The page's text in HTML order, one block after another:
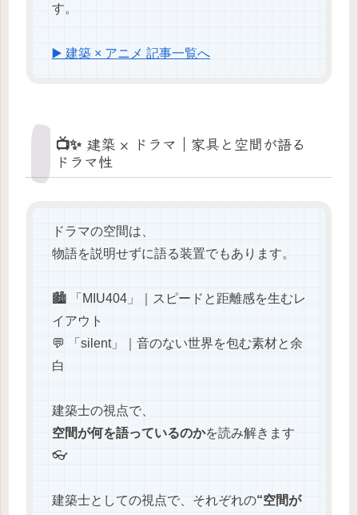
す。
▶️ 建築 × アニメ 記事一覧へ
📺✨ 建築 × ドラマ｜家具と空間が語る
ドラマ性
ドラマの空間は、
物語を説明せずに語る装置でもあります。
🏙️ 「MIU404」｜スピードと距離感を生むレ
イアウト
💬 「silent」｜音のない世界を包む素材と余
白
建築士の視点で、
空間が何を語っているのかを読み解きます
👓
建築士としての視点で、それぞれの“空間が